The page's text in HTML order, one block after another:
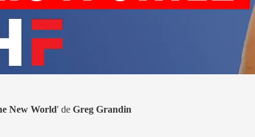
New World' de Greg Grandin